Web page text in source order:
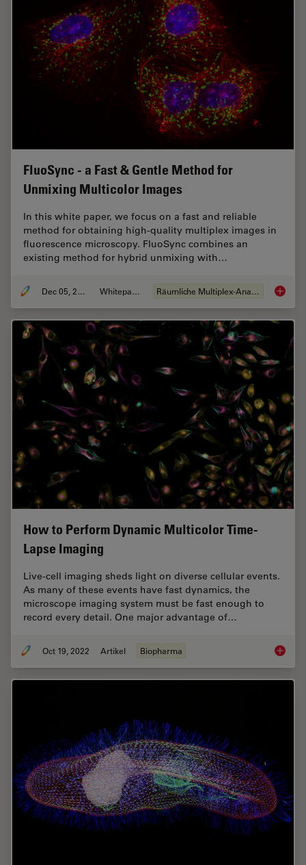
FluoSync - a Fast & Gentle Method for
Unmixing Multicolor Images
In this white paper, we focus on a fast and reliable
method for obtaining high-quality multiplex images in
fluorescence microscopy. FluoSync combines an
existing method for hybrid unmixing with…
Dec 05, 2022 Whitepaper Räumliche Multiplex-Analyse
How to Perform Dynamic Multicolor Time-
Lapse Imaging
Live-cell imaging sheds light on diverse cellular events.
As many of these events have fast dynamics, the
microscope imaging system must be fast enough to
record every detail. One major advantage of…
Oct 19, 2022 Artikel Biopharma How to